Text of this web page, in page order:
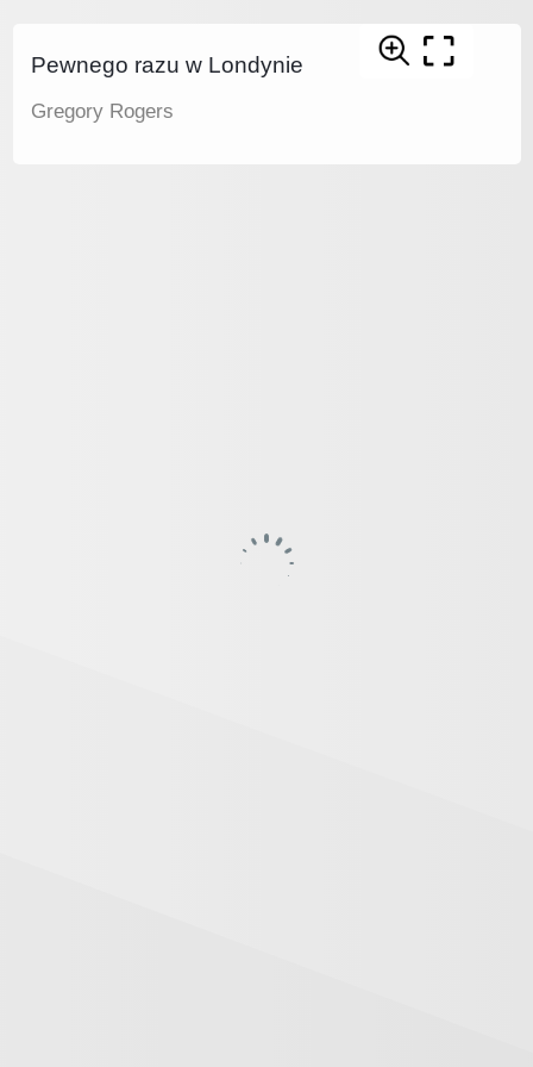
Pewnego razu w Londynie
Gregory Rogers